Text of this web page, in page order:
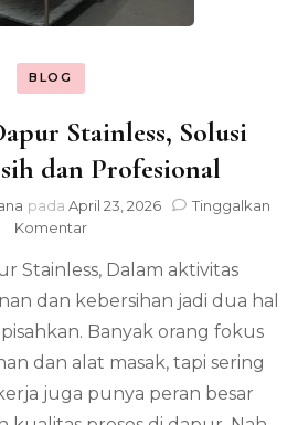
BLOG
Stainless, Solusi
dan Profesional
pada April 23, 2026
Tinggalkan
Komentarpada
Kerja
Dapur
Solusi
Dapur
dan
Stainless, Dalam aktivitas
dan kebersihan jadi dua hal
Banyak orang fokus
dan alat masak, tapi sering
juga punya peran besar